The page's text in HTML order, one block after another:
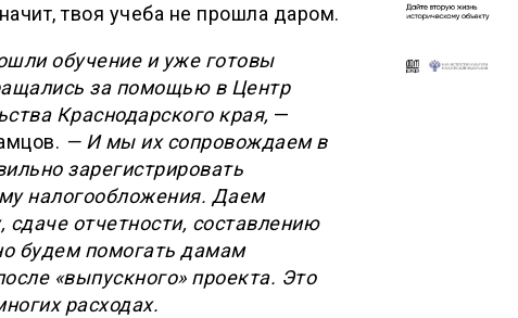
твоя учеба не прошла даром.
обучение и уже готовы
за помощью в Центр
Краснодарского края, —
— И мы их сопровождаем в
зарегистрировать
налогообложения. Даем
сдаче отчетности, составлению
будем помогать дамам
«выпускного» проекта. Это
расходах.